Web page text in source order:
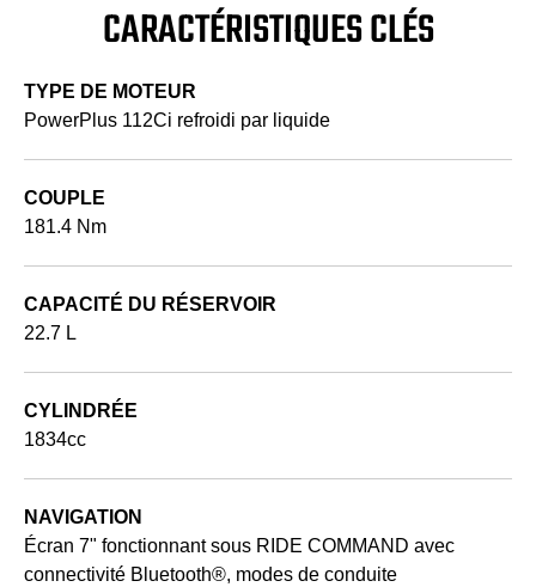
CARACTÉRISTIQUES CLÉS
TYPE DE MOTEUR
PowerPlus 112Ci refroidi par liquide
COUPLE
181.4 Nm
CAPACITÉ DU RÉSERVOIR
22.7 L
CYLINDRÉE
1834cc
NAVIGATION
Écran 7" fonctionnant sous RIDE COMMAND avec
connectivité Bluetooth®, modes de conduite